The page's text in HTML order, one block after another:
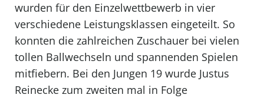
wurden für den Einzelwettbewerb in vier
verschiedene Leistungsklassen eingeteilt. So
konnten die zahlreichen Zuschauer bei vielen
tollen Ballwechseln und spannenden Spielen
mitfiebern. Bei den Jungen 19 wurde Justus
Reinecke zum zweiten mal in Folge